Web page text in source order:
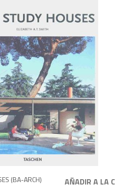
(BA-ARCH)